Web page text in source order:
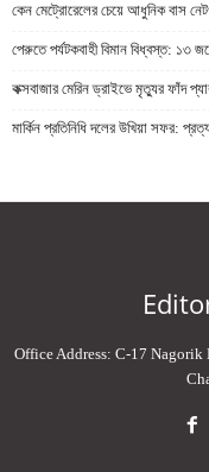
কেন মেট্রোরেলের চেয়ে আধুনিক বাস
পেরুতে পর্যটকবাহী বিমান বিধ্বস্ত: ১৩
কক্সবাজার মেরিন ড্রাইভে মৃত্যুর ফাঁদ
মার্কিন প্রতিনিধি দলের উখিয়া সফর:
Office Address: C-17